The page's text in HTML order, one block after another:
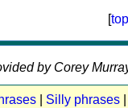
[top
by Corey
Silly phrases